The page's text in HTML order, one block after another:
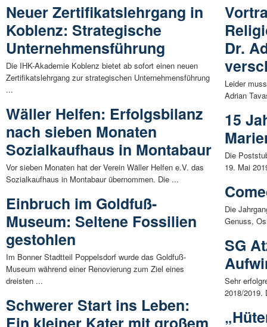
Neuer Zertifikatslehrgang in
Koblenz: Strategische
Unternehmensführung
Die IHK-Akademie Koblenz bietet ab sofort einen neuen
Zertifikatslehrgang zur strategischen Unternehmensführung
...
Wäller Helfen: Erfolgsbilanz
nach sieben Monaten
Sozialkaufhaus in Montabaur
Vor sieben Monaten hat der Verein Wäller Helfen e.V. das
Sozialkaufhaus in Montabaur übernommen. Die ...
Einbruch im Goldfuß-
Museum: Seltene Fossilien
gestohlen
Im Bonner Stadtteil Poppelsdorf wurde das Goldfuß-
Museum während einer Renovierung zum Ziel eines
dreisten ...
Schwerer Start ins Leben:
Dr.
Leider
Adrian
15
Die
19. Mai
Die
Genuss,
SG
Sehr
2018/2019.